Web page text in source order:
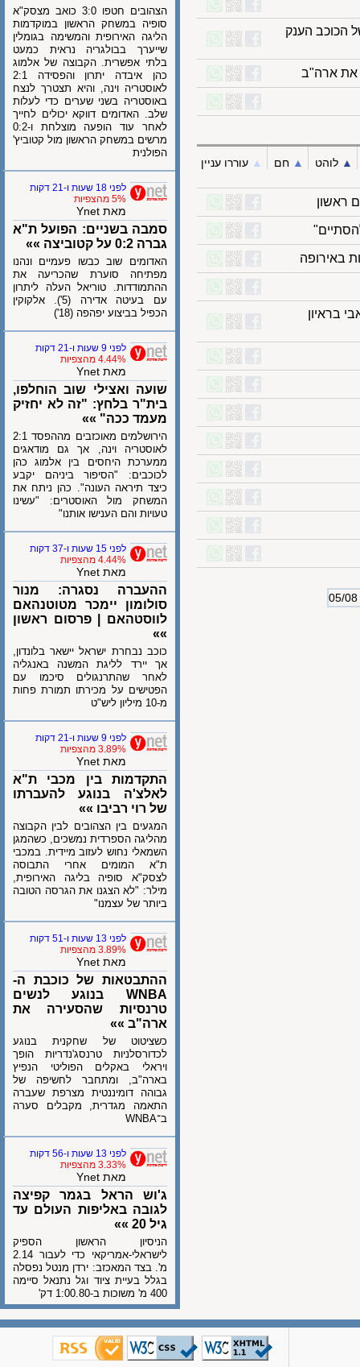
הענק
לוהט ▲︎ חם ▲︎ עוררו עניין
הצהובים חטפו 3:0 כואב מצסק"א
סופיה במשחק הראשון במוקדמות
הליגה האירופית והמשימה בגומלין
שייערך בבולגריה נראית כמעט
בלתי אפשרית. הקבוצה של אלמוג
כהן איבדה יתרון והפסידה 2:1
לאוסטריה וינה, והיא תצטרך לנצח
באוסטריה בשני שערים כדי לעלות
שלב. האדומים דווקא יכולים לחייך
לאחר עוד הופעה מוצלחת ו-0:2
מרשים במשחק הראשון מול קטוביץ'
הפולנית
לפני 18 שעות ו-21 דקות
5% מהצפיות
מאת Ynet
סמבה בשניים: הפועל ת"א
גברה 0:2 על קטוביצה »»
האדומים שוב כבשו פעמיים ונהנו
מפתיחה סוערת שהכריעה את
ההתמודדות. טוריאל העלה ליתרון
עם בעיטה אדירה (5'). אלקוקין
הכפיל בביצוע יפהפה (18')
לפני 9 שעות ו-21 דקות
4.44% מהצפיות
מאת Ynet
שועה ואצילי שוב הוחלפו,
בית"ר בלחץ: "זה לא יחזיק
מעמד ככה" »»
הירושלמים מאוכזבים מההפסד 2:1
לאוסטריה וינה, אך גם מודאגים
ממערכת היחסים בין אלמוג כהן
לכוכבים: "הסיפור ביניהם יקבע
כיצד תיראה העונה". כהן ניתח את
המשחק מול האוסטרים: "עשינו
טעויות והם הענישו אותנו"
לפני 15 שעות ו-37 דקות
4.44% מהצפיות
מאת Ynet
ההעברה נסגרה: מנור
סולומון יימכר מטוטנהאם
לווסטהאם | פרסום ראשון
כוכב נבחרת ישראל יישאר בלונדון,
אך יירד לליגת המשנה באנגליה
לאחר שהתרנגולים סיכמו עם
הפטישים על מכירתו תמורת פחות
לפני 9 שעות ו-21 דקות
3.89% מהצפיות
מאת Ynet
התקדמות בין מכבי ת"א
לאלצ'ה בנוגע להעברתו
של רוי רביבו »»
המגעים בין הצהובים לבין הקבוצה
מהליגה הספרדית נמשכים, כשהמגן
השמאלי נחוש לעזוב מיידית. במכבי
ת"א המומים אחרי התבוסה
לצסק"א סופיה בליגה האירופית,
מילר: "לא הצגנו את הגרסה הטובה
ביותר של עצמנו"
לפני 13 שעות ו-51 דקות
3.89% מהצפיות
מאת Ynet
ההתבטאות של כוכבת ה-
WNBA בנוגע לנשים
טרנסיות שהסעירה את
ארה"ב »»
כשציטוט של שחקנית בנוגע
לכדורסלניות טרנסג'נדריות הופך
ויראלי באקלים הפוליטי הנפיץ
בארה"ב, ומתחבר לחשיפה של
גבוהה דומיננטית מצרפת שעברה
התאמה מגדרית, מקבלים סערה
לפני 13 שעות ו-56 דקות
3.33% מהצפיות
מאת Ynet
ג'וש הראל בגמר קפיצה
לגובה באליפות העולם עד
גיל 20 »»
הניסיון הראשון הספיק
לישראלי-אמריקאי כדי לעבור 2.14
מ'. בצד המאכזב: ירדן מנטל נפסלה
בגלל בעיית ציוד וגל נתנאל סיימה
400 מ' משוכות ב-1:00.80 דק'